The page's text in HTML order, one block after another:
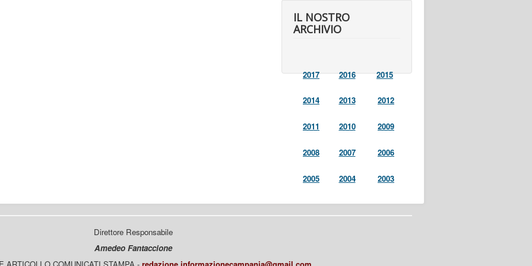
IL NOSTRO
ARCHIVIO
2017 2016 2015
2014 2013 2012
2011 2010 2009
2008 2007 2006
2005 2004 2003
Direttore Responsabile
Amedeo Fantaccione